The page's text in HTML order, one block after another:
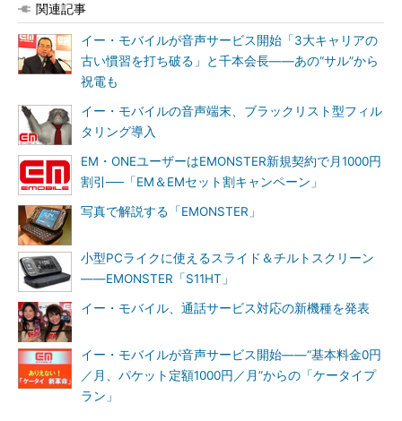
関連記事
イー・モバイルが音声サービス開始「3大キャリアの
古い慣習を打ち破る」と千本会長――あの“サル”から
祝電も
イー・モバイルの音声端末、ブラックリスト型フィル
タリング導入
EM・ONEユーザーはEMONSTER新規契約で月1000円
割引──「EM＆EMセット割キャンペーン」
写真で解説する「EMONSTER」
小型PCライクに使えるスライド＆チルトスクリーン
――EMONSTER「S11HT」
イー・モバイル、通話サービス対応の新機種を発表
イー・モバイルが音声サービス開始――“基本料金0円
／月、パケット定額1000円／月”からの「ケータイプ
ラン」